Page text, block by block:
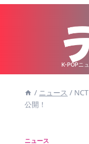
K-POPニ
/ ニュース /
公開！
ニュース